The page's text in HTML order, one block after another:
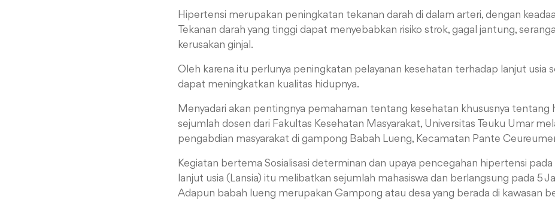
Hipertensi merupakan peningkatan tekanan darah di dalam arteri, dengan
Tekanan darah yang tinggi dapat menyebabkan risiko strok, gagal jantung,
kerusakan ginjal.
Oleh karena itu perlunya peningkatan pelayanan kesehatan terhadap lanjut usia
dapat meningkatkan kualitas hidupnya.
Menyadari akan pentingnya pemahaman tentang kesehatan khususnya tentang
sejumlah dosen dari Fakultas Kesehatan Masyarakat, Universitas Teuku Umar
pengabdian masyarakat di gampong Babah Lueng, Kecamatan Pante
Kegiatan bertema Sosialisasi determinan dan upaya pencegahan hipertensi
lanjut usia (Lansia) itu melibatkan sejumlah mahasiswa dan berlangsung pada 5
Adapun babah lueng merupakan Gampong atau desa yang berada di kawasan